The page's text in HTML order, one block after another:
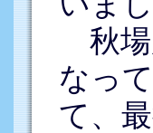
秋場
なっ
て、